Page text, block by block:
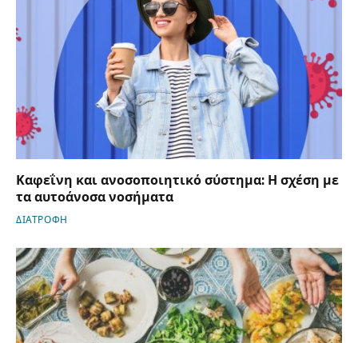
Καφεΐνη και ανοσοποιητικό σύστημα: Η σχέση με
τα αυτοάνοσα νοσήματα
ΔΙΑΤΡΟΦΗ